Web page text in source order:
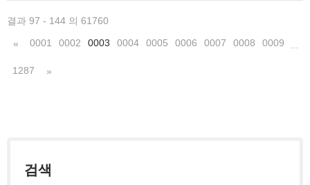
결과 97 - 144 의 61760
« 0001 0002 0003 0004 0005 0006 0007 0008 0009 …
1287 »
검색